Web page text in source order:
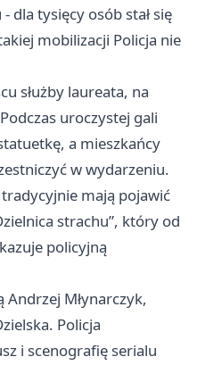
dla tysięcy osób stał się
mobilizacji Policja nie
służby laureata, na
uroczystej gali
a mieszkańcy
w wydarzeniu.
mają pojawić
strachu”, który od
policyjną
Andrzej Młynarczyk,
Policja
i scenografię serialu